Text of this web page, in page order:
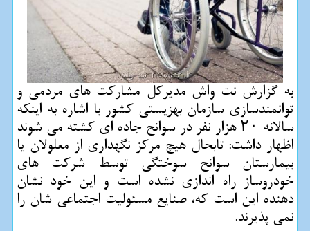
به گزارش نت واش مدیركل مشاركت های مردمی و
توانمندسازی سازمان بهزیستی كشور با اشاره به اینكه
سالانه ۲۰ هزار نفر در سوانح جاده ای كشته می شوند
اظهار داشت: تابحال هیچ مركز نگهداری از معلولان یا
بیمارستان سوانح سوختگی توسط شركت های
خودروساز راه اندازی نشده است و این خود نشان
دهنده این است كه، صنایع مسئولیت اجتماعی شان را
نمی پذیرند.